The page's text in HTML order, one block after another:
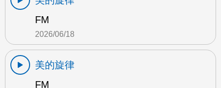
FM
2026/06/18
美的旋律
FM